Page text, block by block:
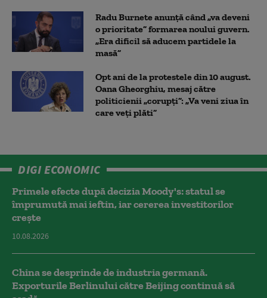
Radu Burnete anunță când „va deveni
o prioritate” formarea noului guvern.
„Era dificil să aducem partidele la
masă”
Opt ani de la protestele din 10 august.
Oana Gheorghiu, mesaj către
politicienii „corupți”: „Va veni ziua în
care veţi plăti”
DIGI ECONOMIC
Primele efecte după decizia Moody's: statul se
împrumută mai ieftin, iar cererea investitorilor
crește
10.08.2026
China se desprinde de industria germană.
Exporturile Berlinului către Beijing continuă să